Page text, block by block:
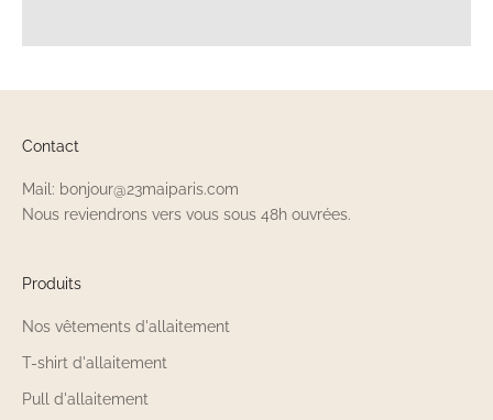
Contact
Mail: bonjour@23maiparis.com
Nous reviendrons vers vous sous 48h ouvrées.
Produits
Nos vêtements d'allaitement
T-shirt d'allaitement
Pull d'allaitement